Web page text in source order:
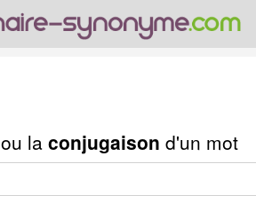
ou la conjugaison d'un mot